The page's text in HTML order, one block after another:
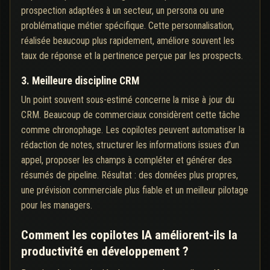
prospection adaptées à un secteur, un persona ou une
problématique métier spécifique. Cette personnalisation,
réalisée beaucoup plus rapidement, améliore souvent les
taux de réponse et la pertinence perçue par les prospects.
3. Meilleure discipline CRM
Un point souvent sous-estimé concerne la mise à jour du
CRM. Beaucoup de commerciaux considèrent cette tâche
comme chronophage. Les copilotes peuvent automatiser la
rédaction de notes, structurer les informations issues d’un
appel, proposer les champs à compléter et générer des
résumés de pipeline. Résultat : des données plus propres,
une prévision commerciale plus fiable et un meilleur pilotage
pour les managers.
Comment les copilotes IA améliorent-ils la
productivité en développement ?